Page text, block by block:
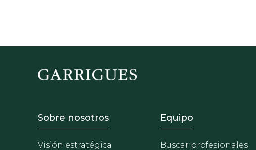
Footer - Sobre Nosotros
Sobre nosotros
Visión estratégica
Footer -
Equipo
Buscar profesionales